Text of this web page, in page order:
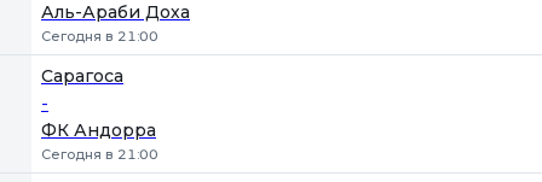
Аль-Араби Доха
Сегодня в 21:00
Сарагоса
-
ФК Андорра
Сегодня в 21:00